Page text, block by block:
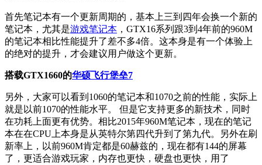
首先笔记本有一个更新周期的，基本上三到四年会换一个新的
笔记本，尤其是游戏笔记本 ，GTX16系列跟3到4年前的960M
的笔记本相比性能提升了差不多4倍。这本身是有一个体验上
的绝对的提升，才会建议用户做这个更新。
搭载GTX1660的华硕飞行堡垒7
另外，大家可以看到1060的笔记本和1070之前的性能，实际上
就是以前1070的性能水平。 但是它支持更多的新技术，同时
在功耗上面更有优势。相比2015年960M笔记本，现在的笔记
本在在CPU上本身是从英特尔第四代升到了第九代。另外在刷
新率上，以前960M肯定都是60赫兹的，现在都有144的屏幕
了，更适合游戏玩家，内存也更快，硬盘也更快，用了